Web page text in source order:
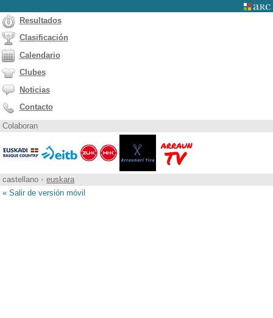
Resultados
Clasificación
Calendario
Clubes
Noticias
Contacto
Colaboran
castellano • euskara
« Salir de versión móvil